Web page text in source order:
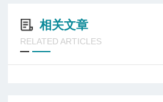
相关文章
RELATED ARTICLES